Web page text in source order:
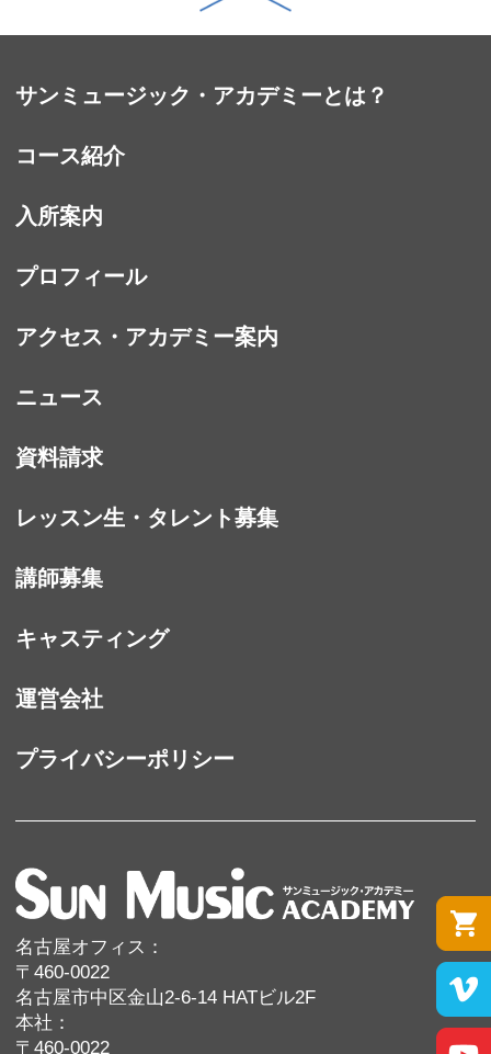
サンミュージック・アカデミーとは？
コース紹介
入所案内
プロフィール
アクセス・アカデミー案内
ニュース
資料請求
レッスン生・タレント募集
講師募集
キャスティング
運営会社
プライバシーポリシー
名古屋オフィス：
〒460-0022
名古屋市中区金山2-6-14 HATビル2F
本社：
〒460-0022